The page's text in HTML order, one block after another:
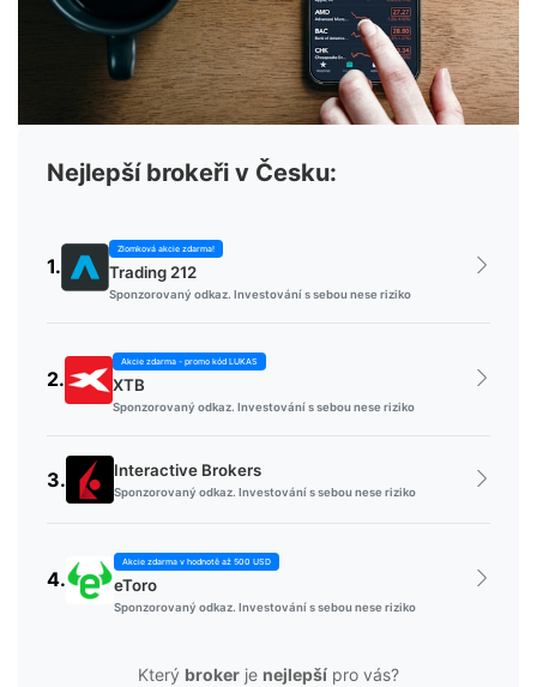
Nejlepší brokeři v Česku:
1.
Zlomková akcie zdarma!
Trading 212
Sponzorovaný odkaz. Investování s sebou nese riziko
2.
Akcie zdarma - promo kód LUKAS
XTB
Sponzorovaný odkaz. Investování s sebou nese riziko
3. Interactive Brokers
Sponzorovaný odkaz. Investování s sebou nese riziko
4.
Akcie zdarma v hodnotě až 500 USD
eToro
Sponzorovaný odkaz. Investování s sebou nese riziko
Který broker je nejlepší pro vás?